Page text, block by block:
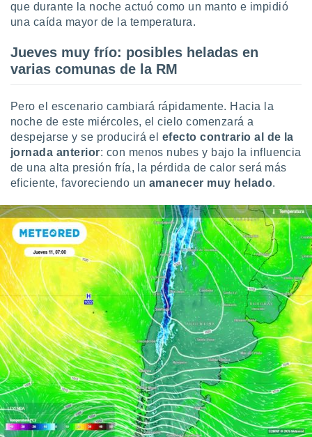
el sitio
se
ni para
o
aunque
no
Puedes
acceder a
web a
abono
únicos
similares
como
este sitio
IP
que durante la noche actuó como un manto e impidió
una caída mayor de la temperatura.
Jueves muy frío: posibles heladas en
varias comunas de la RM
Pero el escenario cambiará rápidamente. Hacia la
noche de este miércoles, el cielo comenzará a
despejarse y se producirá el efecto contrario al de la
jornada anterior: con menos nubes y bajo la influencia
de una alta presión fría, la pérdida de calor será más
eficiente, favoreciendo un amanecer muy helado.